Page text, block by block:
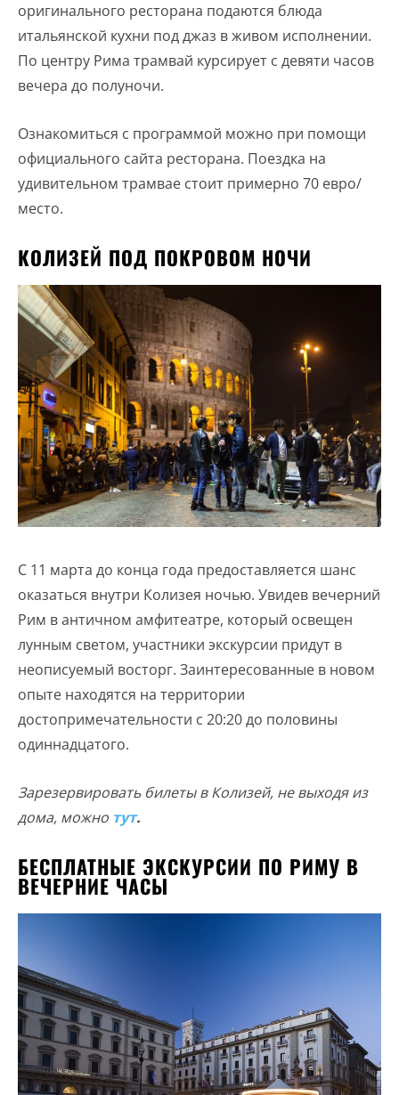
оригинального ресторана подаются блюда
итальянской кухни под джаз в живом исполнении.
По центру Рима трамвай курсирует с девяти часов
вечера до полуночи.
Ознакомиться с программой можно при помощи
официального сайта ресторана. Поездка на
удивительном трамвае стоит примерно 70 евро/
место.
КОЛИЗЕЙ ПОД ПОКРОВОМ НОЧИ
С 11 марта до конца года предоставляется шанс
оказаться внутри Колизея ночью. Увидев вечерний
Рим в античном амфитеатре, который освещен
лунным светом, участники экскурсии придут в
неописуемый восторг. Заинтересованные в новом
опыте находятся на территории
достопримечательности с 20:20 до половины
одиннадцатого.
Зарезервировать билеты в Колизей, не выходя из
дома, можно тут.
БЕСПЛАТНЫЕ ЭКСКУРСИИ ПО РИМУ В
ВЕЧЕРНИЕ ЧАСЫ